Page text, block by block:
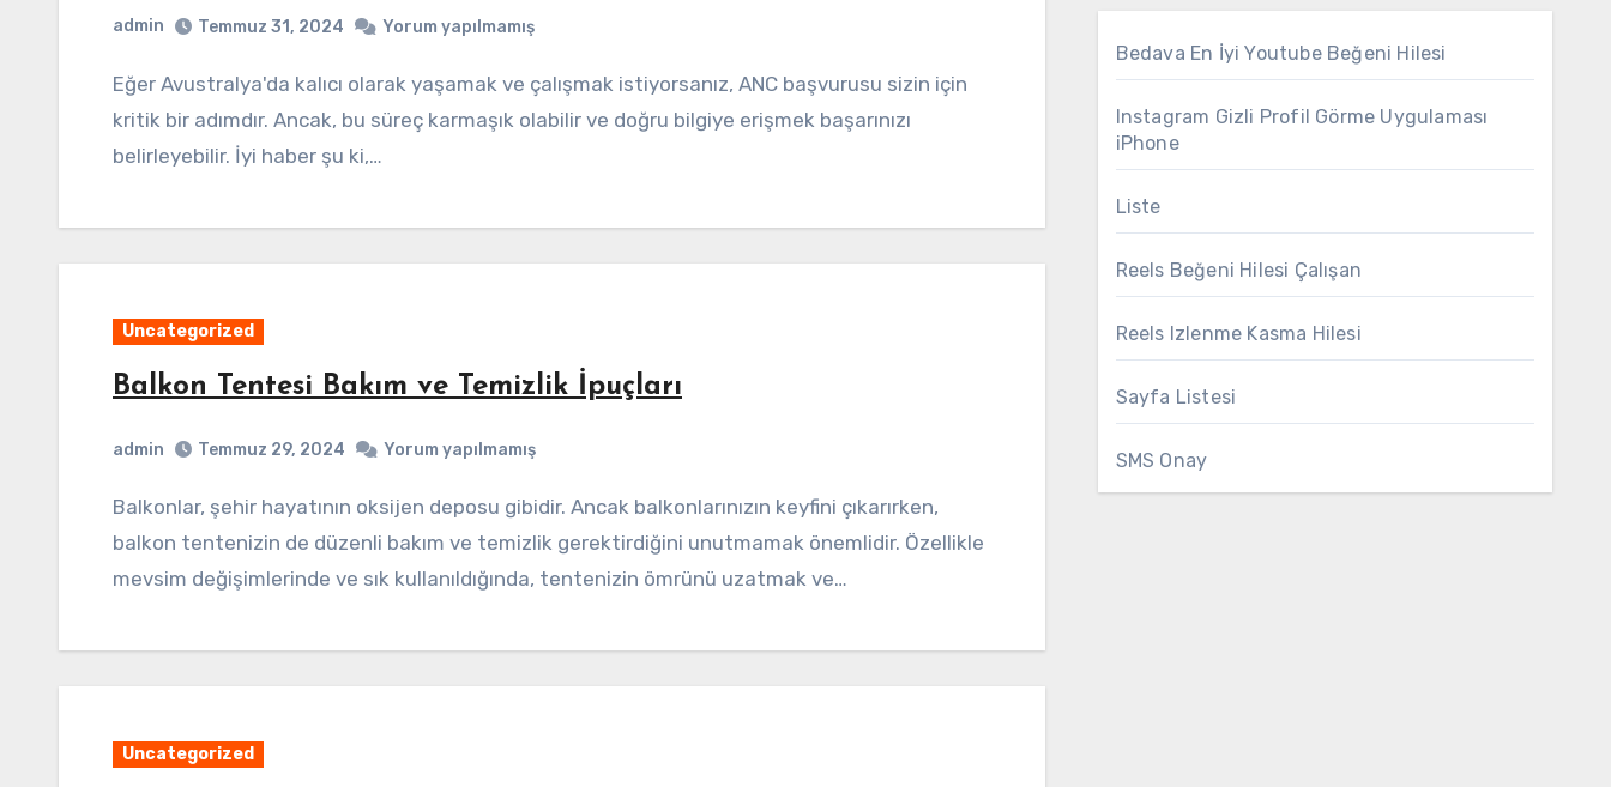
admin Temmuz 31, 2024 Yorum yapılmamış
Eğer Avustralya'da kalıcı olarak yaşamak ve çalışmak istiyorsanız, ANC başvurusu sizin için
kritik bir adımdır. Ancak, bu süreç karmaşık olabilir ve doğru bilgiye erişmek başarınızı
belirleyebilir. İyi haber şu ki,…
Uncategorized
Balkon Tentesi Bakım ve Temizlik İpuçları
admin Temmuz 29, 2024 Yorum yapılmamış
Balkonlar, şehir hayatının oksijen deposu gibidir. Ancak balkonlarınızın keyfini çıkarırken,
balkon tentenizin de düzenli bakım ve temizlik gerektirdiğini unutmamak önemlidir. Özellikle
mevsim değişimlerinde ve sık kullanıldığında, tentenizin ömrünü uzatmak ve…
Uncategorized
Bedava En İyi Youtube Beğeni Hilesi
Instagram Gizli Profil Görme Uygulaması
iPhone
Liste
Reels Beğeni Hilesi Çalışan
Reels Izlenme Kasma Hilesi
Sayfa Listesi
SMS Onay